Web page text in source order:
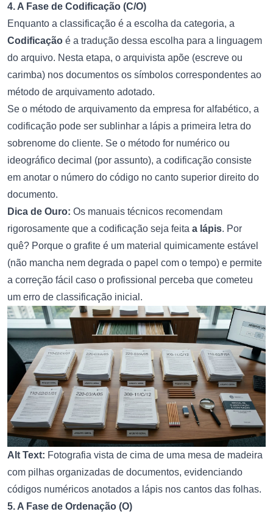
4. A Fase de Codificação (C/O)
Enquanto a classificação é a escolha da categoria, a
Codificação é a tradução dessa escolha para a linguagem
do arquivo. Nesta etapa, o arquivista apõe (escreve ou
carimba) nos documentos os símbolos correspondentes ao
método de arquivamento adotado.
Se o método de arquivamento da empresa for alfabético, a
codificação pode ser sublinhar a lápis a primeira letra do
sobrenome do cliente. Se o método for numérico ou
ideográfico decimal (por assunto), a codificação consiste
em anotar o número do código no canto superior direito do
documento.
Dica de Ouro: Os manuais técnicos recomendam
rigorosamente que a codificação seja feita a lápis. Por
quê? Porque o grafite é um material quimicamente estável
(não mancha nem degrada o papel com o tempo) e permite
a correção fácil caso o profissional perceba que cometeu
um erro de classificação inicial.
Alt Text: Fotografia vista de cima de uma mesa de madeira
com pilhas organizadas de documentos, evidenciando
códigos numéricos anotados a lápis nos cantos das folhas.
5. A Fase de Ordenação (O)